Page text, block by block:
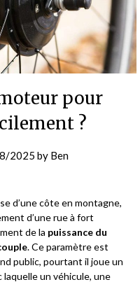
pour
?
2025 by Ben
d’une côte en montagne,
d’une rue à fort
de la puissance du
. Ce paramètre est
public, pourtant il joue un
un véhicule, une